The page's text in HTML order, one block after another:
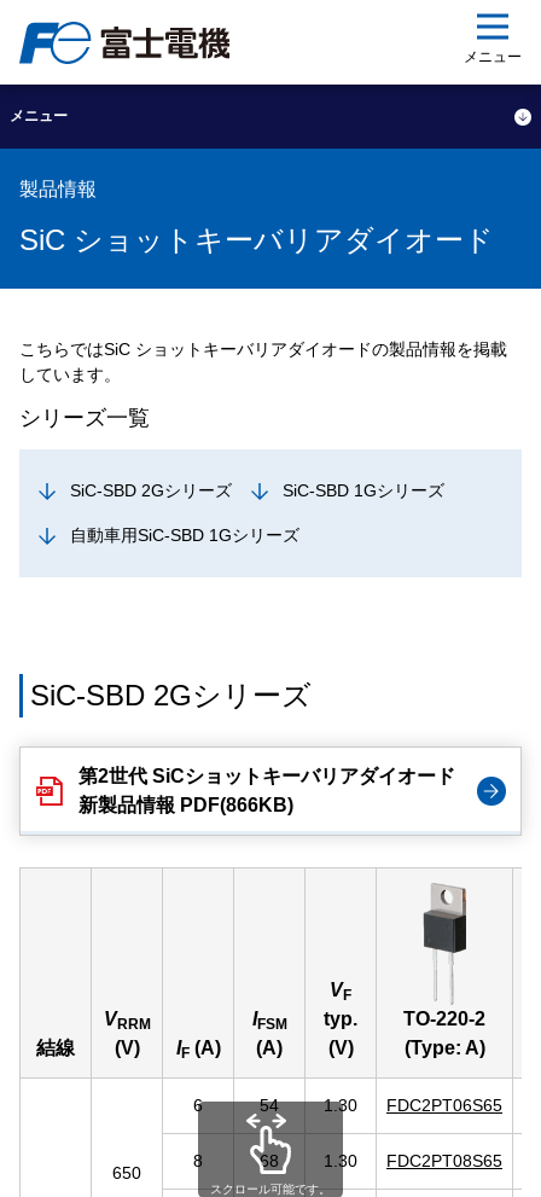
メニュー
メニュー
製品情報
SiC ショットキーバリアダイオード
こちらではSiC ショットキーバリアダイオードの製品情報を掲載
しています。
シリーズ一覧
SiC-SBD 2Gシリーズ SiC-SBD 1Gシリーズ
自動車用SiC-SBD 1Gシリーズ
SiC-SBD 2Gシリーズ
第2世代 SiCショットキーバリアダイオード
新製品情報 PDF(866KB)
結線
VRRM
(V) IF(A)
IFSM
(A)
VF
typ.
(V)
TO-220-2
(Type: A)
650
6 54 1.30 FDC2PT06S65
8 68 1.30 FDC2PT08S65
スクロール可能です。